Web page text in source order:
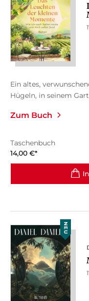
Ein altes,
Hügeln, in seinem
Zum Buch
Taschenbuch
14,00 €*
NEU